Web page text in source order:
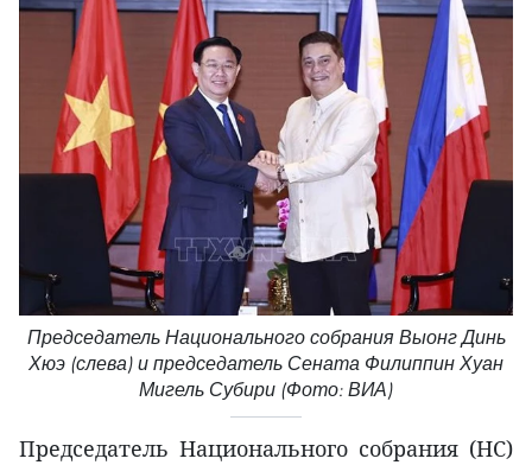
Председатель Национального собрания Выонг Динь
Хюэ (слева) и председатель Сената Филиппин Хуан
Мигель Субири (Фото: ВИА)
Председатель Национального собрания (НС)